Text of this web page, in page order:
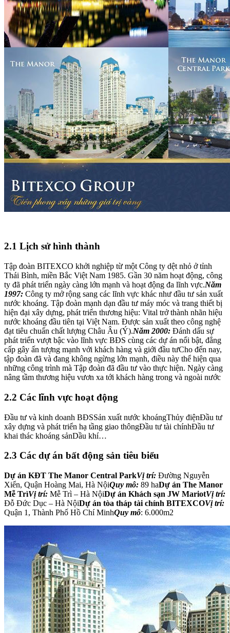
2.1 Lịch sử hình thành
Tập đoàn BITEXCO khởi nghiệp từ một Công ty dệt nhỏ ở tỉnh
Thái Bình, miền Bắc Việt Nam 1985. Gần 30 năm hoạt động, công
ty đã phát triển ngày càng lớn mạnh và hoạt động đa lĩnh vực.Năm
1997: Công ty mở rộng sang các lĩnh vực khác như đầu tư sản xuất
nước khoáng. Tập đoàn mạnh dạn đầu tư máy móc và trang thiết bị
hiện đại xây dựng, phát triển thương hiệu: Vital trở thành nhãn hiệu
nước khoáng đầu tiên tại Việt Nam. Được sản xuất theo công nghệ
đạt tiêu chuẩn chất lượng Châu Âu (Ý).Năm 2000: Đánh dấu sự
phát triển vượt bậc vào lĩnh vực BĐS cùng các dự án nổi bật, đẳng
cấp gây ấn tượng mạnh với khách hàng và giới đầu tưCho đến nay,
tập đoàn đã và đang không ngừng lớn mạnh, điều này thể hiện qua
những công trình mà Tập đoàn đã đầu tư vào thực hiện. Ngày càng
nâng tầm thương hiệu vươn xa tới khách hàng trong và ngoài nước
2.2 Các lĩnh vực hoạt động
Đầu tư và kinh doanh BĐSSản xuất nước khoángThủy điệnĐầu tư
xây dựng và phát triển hạ tầng giao thôngĐầu tư tài chínhĐầu tư
khai thác khoáng sảnDầu khí…
2.3 Các dự án bất động sản tiêu biểu
Dự án KĐT The Manor Central ParkVị trí: Đường Nguyễn
Xiển, Quận Hoàng Mai, Hà NộiQuy mô: 89 haDự án The Manor
Mễ TrìVị trí: Mễ Trì – Hà NộiDự án Khách sạn JW MariotVị trí:
Đỗ Đức Dục – Hà NộiDự án tòa tháp tài chính BITEXCOVị trí:
Quận 1, Thành Phố Hồ Chí MinhQuy mô: 6.000m2